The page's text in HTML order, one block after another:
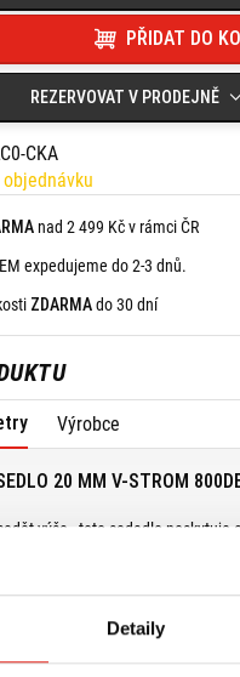
Detaily
PŘIDAT DO
REZERVOVAT V PRODEJNĚ
CKA
objednávku
nad 2 499 Kč v rámci ČR
expedujeme do 2-3 dnů.
ZDARMAdo 30 dní
Výrobce
20 MM V-STROM
výše - toto sedadlo poskytuje
VÁM LÍBIT